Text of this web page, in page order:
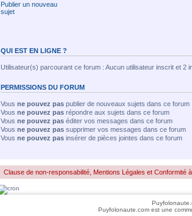
Publier un nouveau
sujet
QUI EST EN LIGNE ?
Utilisateur(s) parcourant ce forum : Aucun utilisateur inscrit et 2
PERMISSIONS DU FORUM
Vous ne pouvez pas publier de nouveaux sujets dans ce forum
Vous ne pouvez pas répondre aux sujets dans ce forum
Vous ne pouvez pas éditer vos messages dans ce forum
Vous ne pouvez pas supprimer vos messages dans ce forum
Vous ne pouvez pas insérer de pièces jointes dans ce forum
Clause de non-responsabilité, Mentions Légales et Conformité
Puyfolonaute.com est une